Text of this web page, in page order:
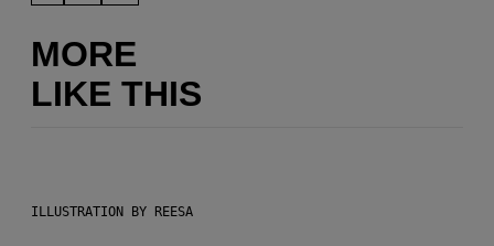
MORE
LIKE THIS
ILLUSTRATION BY REESA